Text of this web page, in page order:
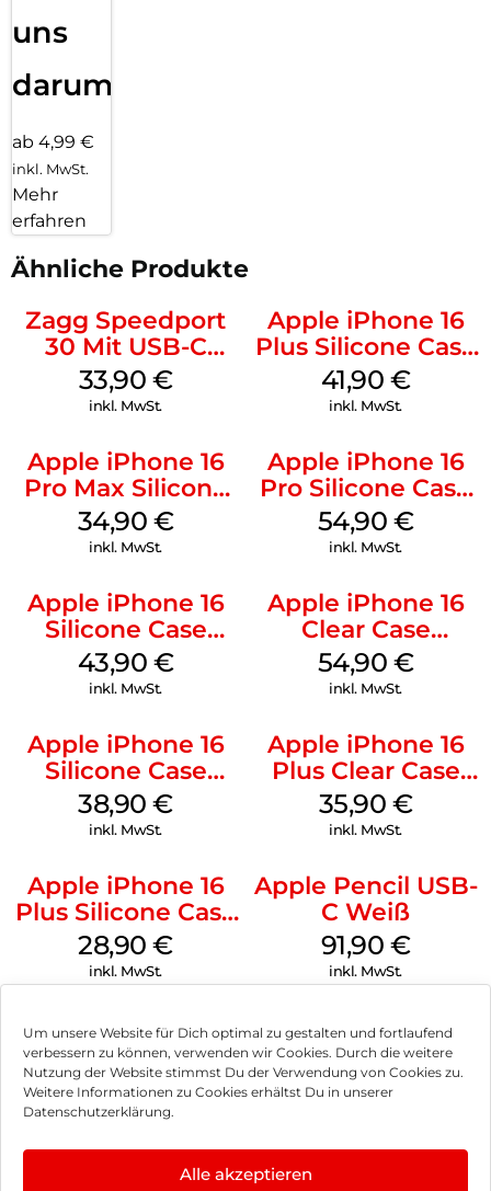
Um unsere Website für Dich optimal zu gestalten und fortlaufend
verbessern zu können, verwenden wir Cookies. Durch die weitere
Nutzung der Website stimmst Du der Verwendung von Cookies zu.
Weitere Informationen zu Cookies erhältst Du in unserer
Datenschutzerklärung.
Alle akzeptieren
uns
darum!
ab 4,99 €
inkl. MwSt.
Mehr
erfahren
Ähnliche Produkte
Zagg Speedport
30 Mit USB-C
Kabel Weiß
33,90 €
inkl. MwSt.
Apple iPhone 16
Plus Silicone Case
MagSafe Stone
Gray
41,90 €
inkl. MwSt.
Apple iPhone 16
Pro Max Silicone
Case MagSafe
Denim
34,90 €
inkl. MwSt.
Apple iPhone 16
Pro Silicone Case
MagSafe Black
54,90 €
inkl. MwSt.
Apple iPhone 16
Silicone Case
MagSafe Plum
43,90 €
inkl. MwSt.
Apple iPhone 16
Clear Case
MagSafe
Transparent
54,90 €
inkl. MwSt.
Apple iPhone 16
Silicone Case
MagSafe
Ultramarine
38,90€
inkl. MwSt.
Apple iPhone 16
Plus Clear Case
MagSafe
Transparent
35,90 €
inkl. MwSt.
Apple iPhone 16
Plus Silicone Case
MagSafe Black
28,90€
inkl. MwSt.
Apple Pencil USB-
C Weiß
91,90 €
inkl. MwSt.
Impressum